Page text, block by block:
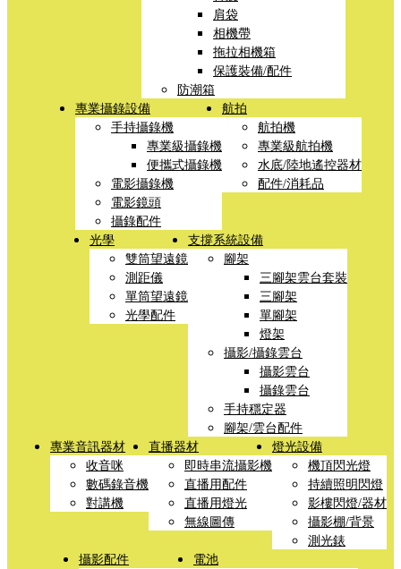
肩袋
相機帶
拖拉相機箱
保護裝備/配件
防潮箱
專業攝錄設備
手持攝錄機
專業級攝錄機
便攜式攝錄機
電影攝錄機
電影鏡頭
攝錄配件
航拍
航拍機
專業級航拍機
水底/陸地遙控器材
配件/消耗品
光學
雙筒望遠鏡
測距儀
單筒望遠鏡
光學配件
支撐系統設備
腳架
三腳架雲台套裝
三腳架
單腳架
燈架
攝影/攝錄雲台
攝影雲台
攝錄雲台
手持穩定器
腳架/雲台配件
專業音訊器材
收音咪
數碼錄音機
對講機
直播器材
即時串流攝影機
直播用配件
直播用燈光
無線圖傳
燈光設備
機頂閃光燈
持續照明閃燈
影樓閃燈/器材
攝影棚/背景
測光錶
攝影配件
電池